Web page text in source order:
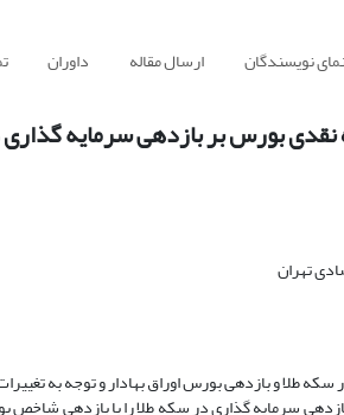
نویسندگان ارسال مقاله داوران
بورس بر بازدهی سرمایه گذاری
تهران
طلا و بازدهی بورس اوراق بهادار و توجه به